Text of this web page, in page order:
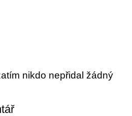
nikdo nepřidal žádný